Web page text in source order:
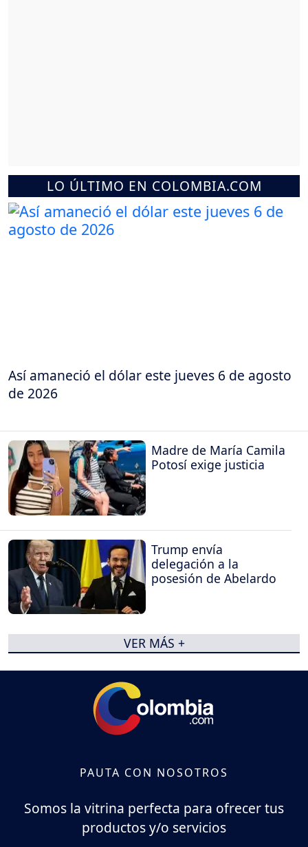
LO ÚLTIMO EN COLOMBIA.COM
Así amaneció el dólar este jueves 6 de agosto
de 2026
Madre de María Camila
Potosí exige justicia
Trump envía
delegación a la
posesión de Abelardo
VER MÁS +
PAUTA CON NOSOTROS
Somos la vitrina perfecta para ofrecer tus
productos y/o servicios